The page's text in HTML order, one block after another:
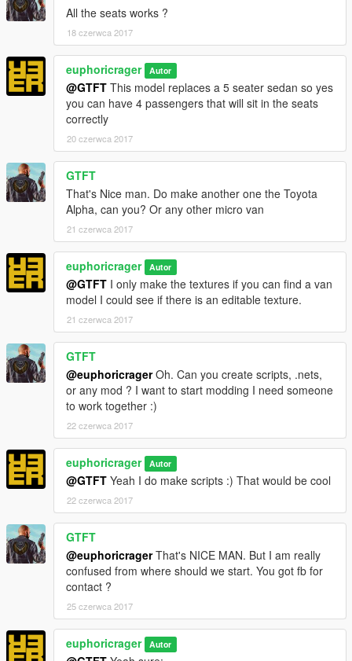
All the seats works ?
18 czerwca 2017
euphoricrager Autor
@GTFT This model replaces a 5 seater sedan so yes
you can have 4 passengers that will sit in the seats
correctly
20 czerwca 2017
GTFT
That's Nice man. Do make another one the Toyota
Alpha, can you? Or any other micro van
21 czerwca 2017
euphoricrager Autor
@GTFT I only make the textures if you can find a van
model I could see if there is an editable texture.
21 czerwca 2017
GTFT
@euphoricragerOh. Can you create scripts, .nets,
or any mod ? I want to start modding I need someone
to work together :)
22 czerwca 2017
euphoricrager Autor
@GTFT Yeah I do make scripts :) That would be cool
22 czerwca 2017
GTFT
@euphoricragerThat's NICE MAN. But I am really
confused from where should we start. You got fb for
contact ?
25 czerwca 2017
euphoricrager Autor